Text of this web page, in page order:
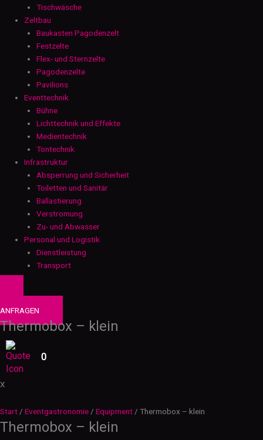
Tischwäsche
Zeltbau
Baukasten Pagodenzelt
Festzelte
Flex- und Sternzelte
Pagodenzelte
Pavilions
Eventtechnik
Bühne
Lichttechnik und Effekte
Medientechnik
Tontechnik
Infrastruktur
Absperrung und Sicherheit
Toiletten und Sanitär
Ballastierung
Verstromung
Zu- und Abwasser
Personal und Logistik
Dienstleistung
Transport
ANFRAGEN
Thermobox – klein
0
X
Start / Eventgastronomie / Equipment / Thermobox – klein
Thermobox – klein